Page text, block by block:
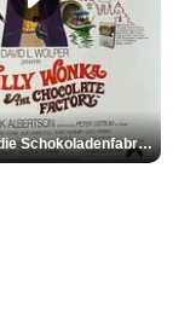
Charlie und die Schokoladenfabrik Trailer OV